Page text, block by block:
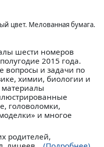
цвет. Мелованная бумага.
шести номеров
2015 года.
вопросы и задачи по
химии, биологии и
материалы
головоломки,
и многое
родителей,